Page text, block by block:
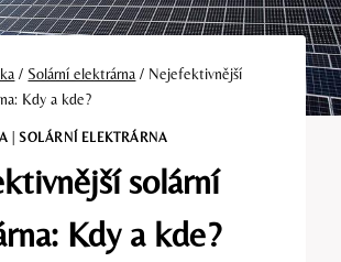
/ Solární elektrárna / Nejefektivnější
Kdy a kde?
SOLÁRNÍ ELEKTRÁRNA
solární
Kdy a kde?